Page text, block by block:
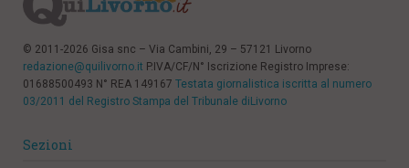
© 2011-2026 Gisa snc – Via Cambini, 29 – 57121 Livorno
redazione@quilivorno.it P.IVA/CF/N° Iscrizione Registro Imprese:
01688500493 N° REA 149167 Testata giornalistica iscritta al numero
03/2011 del Registro Stampa del Tribunale diLivorno
Sezioni